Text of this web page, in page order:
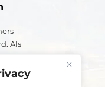
Als
a...